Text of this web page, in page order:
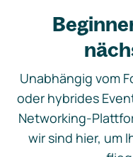
Unabhängig vom
oder hybrides
Networking-
wir sind hier, um